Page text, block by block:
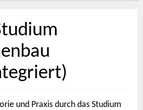
und Praxis durch das Studium